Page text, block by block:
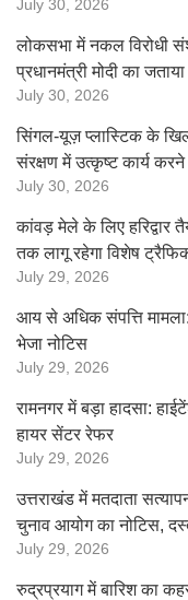
July 30, 2026
लोकसभा में नकल विरोधी
प्रधानमंत्री मोदी का
July 30, 2026
सिंगल-यूज़ प्लास्टिक के
संरक्षण में उत्कृष्ट कार्य करने
July 30, 2026
कांवड़ मेले के लिए हरिद्वार
तक लागू रहेगा विशेष
July 29, 2026
आय से अधिक संपत्ति
भेजा नोटिस
July 29, 2026
रामनगर में बड़ा हादसा:
हायर सेंटर रेफर
July 29, 2026
उत्तराखंड में मतदाता
चुनाव आयोग का नोटिस,
July 29, 2026
रुद्रप्रयाग में बारिश का